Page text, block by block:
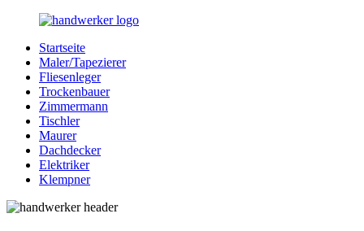
Zurück
Inhalt
Bessere-
Handwerker.de
Handwerker
Ihrer
Nähe
Startseite
Maler/Tapezierer
Fliesenleger
Trockenbauer
Zimmermann
Tischler
Maurer
Dachdecker
Elektriker
Klempner